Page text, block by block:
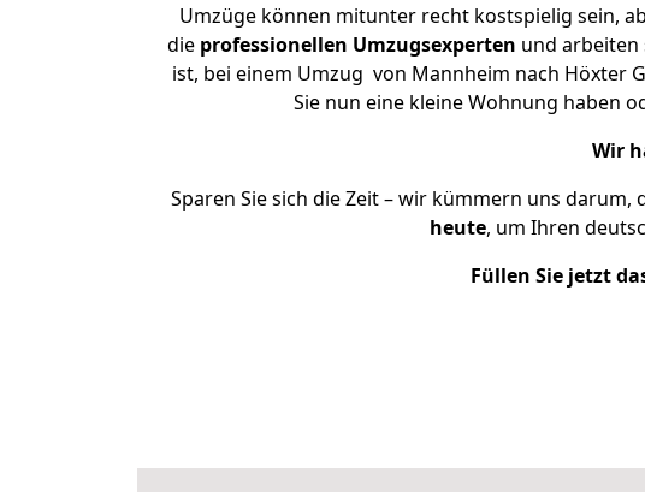
Umzüge können mitunter recht kostspielig sein,
die professionellen Umzugsexperten und arbeiten
ist, bei einem Umzug von Mannheim nach Höxter
Sie nun eine kleine Wohnung haben
Wir
Sparen Sie sich die Zeit – wir kümmern uns darum,
heute, um Ihren
Füllen Sie jetzt